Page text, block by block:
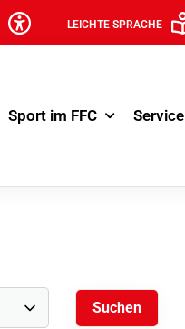
LEICHTE SPRACHE
Sport im FFC Service